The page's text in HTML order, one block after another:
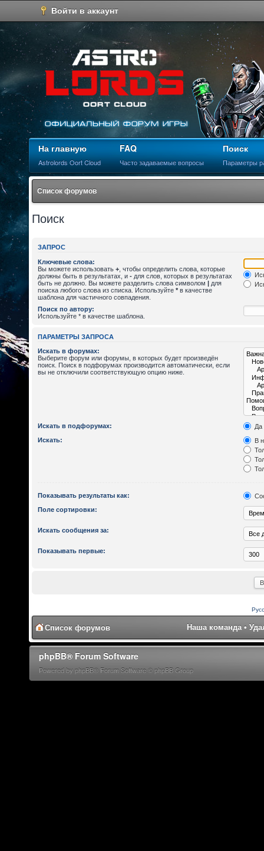
Войти в аккаунт
На главную
Astrolords Oort Cloud
FAQ
Часто задаваемые вопросы
Поиск
Параметры
Список форумов
Поиск
ЗАПРОС
Ключевые слова:
Вы можете использовать + , чтобы определить слова, которые
должны быть в результатах, и - для слов, которых в результатах
быть не должно. Вы можете разделить слова символом | для
поиска любого слова из списка. Используйте * в качестве
шаблона для частичного совпадения.
Поиск по автору:
Используйте * в качестве шаблона.
ПАРАМЕТРЫ ЗАПРОСА
Искать в форумах:
Выберите форум или форумы, в которых будет произведён
поиск. Поиск в подфорумах производится автоматически, если
вы не отключили соответствующую опцию ниже.
Искать в подфорумах:
Да
Искать:
В
Показывать результаты как:
Поле сортировки:
Искать сообщения за:
Показывать первые:
Список форумов Наша команда •
phpBB® Forum Software
Powered by phpBB® Forum Software © phpBB Group